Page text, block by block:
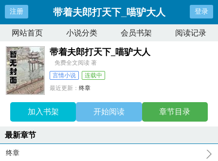
注册 带着夫郎打天下_喵驴大人 登录
网站首页 小说分类 会员书架 阅读记录
带着夫郎打天下_喵驴大人
免费全文阅读 著
言情小说
连载中
最近更新：终章
加入书架 开始阅读 章节目录
最新章节
终章